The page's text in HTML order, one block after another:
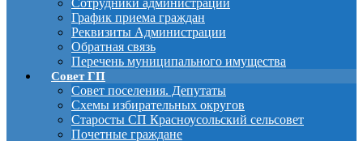
График приема граждан
Реквизиты Администрации
Обратная связь
Перечень муниципального имущества
Совет ГП
Совет поселения. Депутаты
Схемы избирательных округов
Старосты СП Красноусольский сельсовет
Почетные граждане